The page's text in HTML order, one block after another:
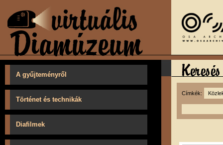
A gyűjteményről
Történet és technikák
Diafilmek
Címkék: